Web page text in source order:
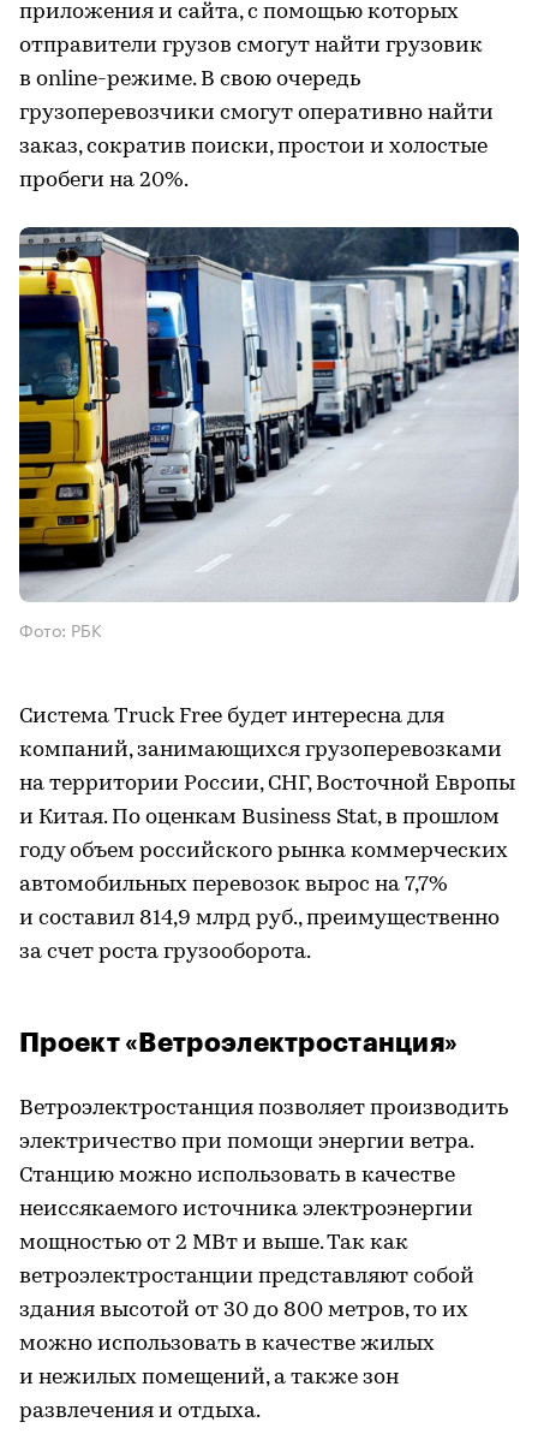
приложения и сайта, с помощью которых
отправители грузов смогут найти грузовик
в online-режиме. В свою очередь
грузоперевозчики смогут оперативно найти
заказ, сократив поиски, простои и холостые
пробеги на 20%.
Фото: РБК
Система Truck Free будет интересна для
компаний, занимающихся грузоперевозками
на территории России, СНГ, Восточной Европы
и Китая. По оценкам Business Stat, в прошлом
году объем российского рынка коммерческих
автомобильных перевозок вырос на 7,7%
и составил 814,9 млрд руб., преимущественно
за счет роста грузооборота.
Проект «Ветроэлектростанция»
Ветроэлектростанция позволяет производить
электричество при помощи энергии ветра.
Станцию можно использовать в качестве
неиссякаемого источника электроэнергии
мощностью от 2 МВт и выше. Так как
ветроэлектростанции представляют собой
здания высотой от 30 до 800 метров, то их
можно использовать в качестве жилых
и нежилых помещений, а также зон
развлечения и отдыха.